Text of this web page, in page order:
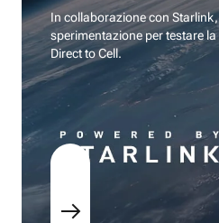
In collaborazione con
sperimentazione per testare
Direct to Cell.